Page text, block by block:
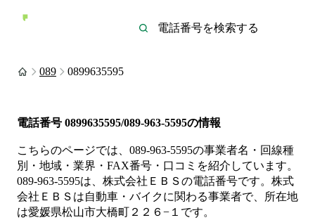
089 0899635595
電話番号 0899635595/089-963-5595の情報
こちらのページでは、 089-963-5595の事業者名・回線種
別・地域・業界・FAX番号・口コミを紹介しています。
089-963-5595は、 株式会社ＥＢＳの電話番号です。 株式
会社ＥＢＳは自動車・バイクに関わる事業者で、所在地
は愛媛県松山市大橋町２２６−１ です。